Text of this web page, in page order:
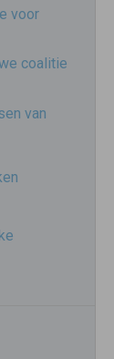
voor
coalitie
van